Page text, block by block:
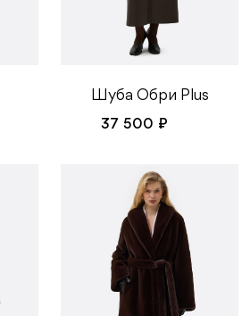
Шуба Обри Plus
37 500 ₽